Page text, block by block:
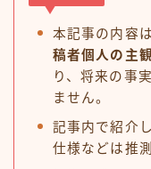
本記事の内容
稿者個人の主
り、将来の事
ません。
記事内で紹介
仕様などは推